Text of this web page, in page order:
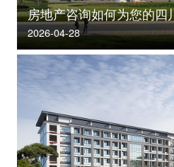
2026-04-28